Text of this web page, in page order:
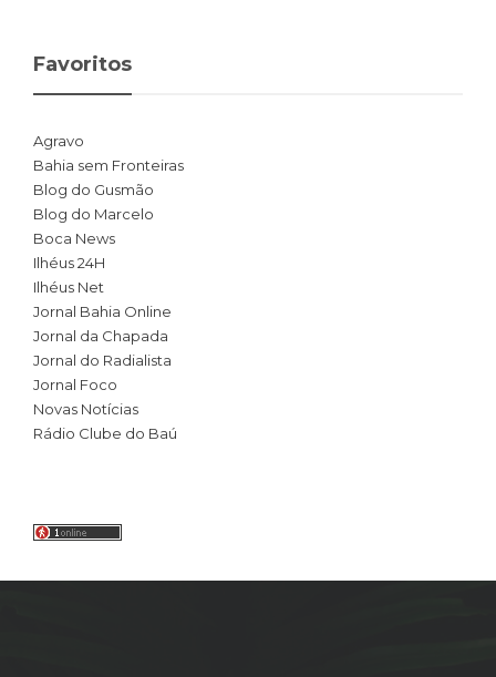
Favoritos
Agravo
Bahia sem Fronteiras
Blog do Gusmão
Blog do Marcelo
Boca News
Ilhéus 24H
Ilhéus Net
Jornal Bahia Online
Jornal da Chapada
Jornal do Radialista
Jornal Foco
Novas Notícias
Rádio Clube do Baú